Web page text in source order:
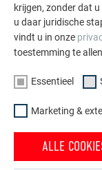
Gratis brochures
Daken, gevels,
krijgen, zonder dat
u daar juridische
vindt u in onze
toestemming te
Essentieel
Marketing &
ALLE